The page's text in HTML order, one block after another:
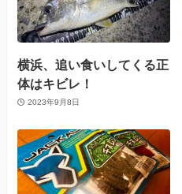
横浜、追い食いしてくる正
体はキビレ！
2023年9月8日